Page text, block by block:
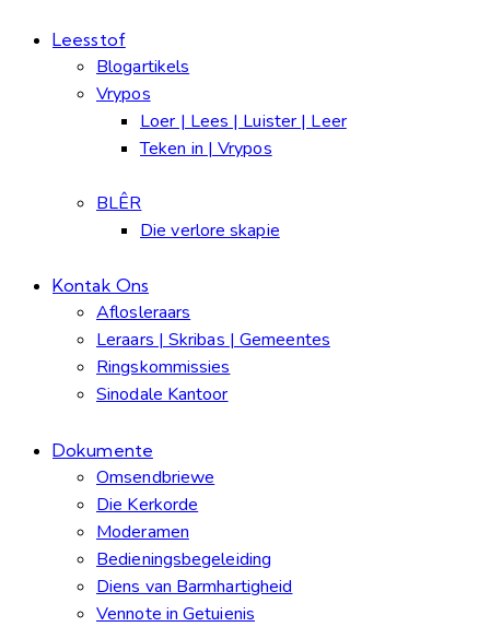
Leesstof
Blogartikels
Vrypos
Loer | Lees | Luister | Leer
Teken in | Vrypos
BLÊR
Die verlore skapie
Kontak Ons
Aflosleraars
Leraars | Skribas | Gemeentes
Ringskommissies
Sinodale Kantoor
Dokumente
Omsendbriewe
Die Kerkorde
Moderamen
Bedieningsbegeleiding
Diens van Barmhartigheid
Vennote in Getuienis